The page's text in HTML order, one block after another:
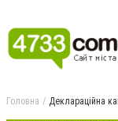
Головна Деклараційна